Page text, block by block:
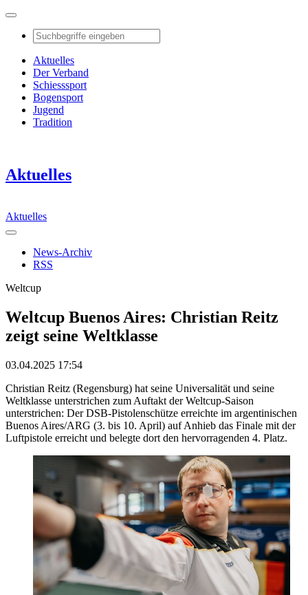
Aktuelles
Der Verband
Schiesssport
Bogensport
Jugend
Tradition
Aktuelles
Aktuelles
News-Archiv
RSS
Weltcup
Weltcup Buenos Aires: Christian Reitz
zeigt seine Weltklasse
03.04.2025 17:54
Christian Reitz (Regensburg) hat seine Universalität und seine
Weltklasse unterstrichen zum Auftakt der Weltcup-Saison
unterstrichen: Der DSB-Pistolenschütze erreichte im argentinischen
Buenos Aires/ARG (3. bis 10. April) auf Anhieb das Finale mit der
Luftpistole erreicht und belegte dort den hervorragenden 4. Platz.